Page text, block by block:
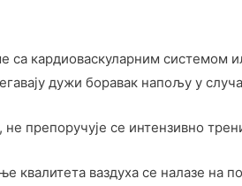
са кардиоваскуларним системом
дужи боравак напољу у
препоручује се интензивно
квалитета ваздуха се налазе